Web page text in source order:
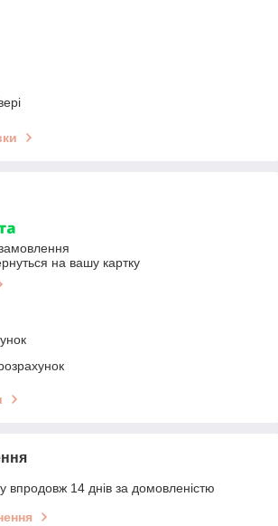
на вашу картку
впродовж 14 днів за домовленістю